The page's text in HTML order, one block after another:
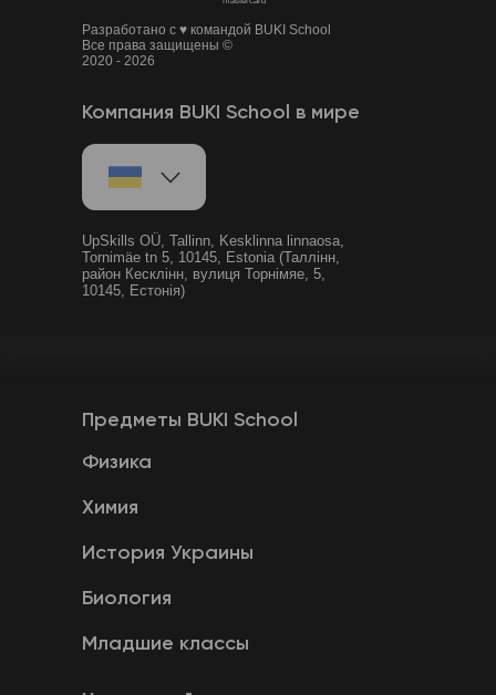
Разработано с ♥ командой BUKI School
Все права защищены ©
2020 - 2026
Компания BUKI School в мире
UpSkills OÜ, Tallinn, Kesklinna linnaosa,
Tornimäe tn 5, 10145, Estonia (Таллінн,
район Кесклінн, вулиця Торнімяе, 5,
10145, Естонія)
Предметы BUKI School
Физика
Химия
История Украины
Биология
Младшие классы